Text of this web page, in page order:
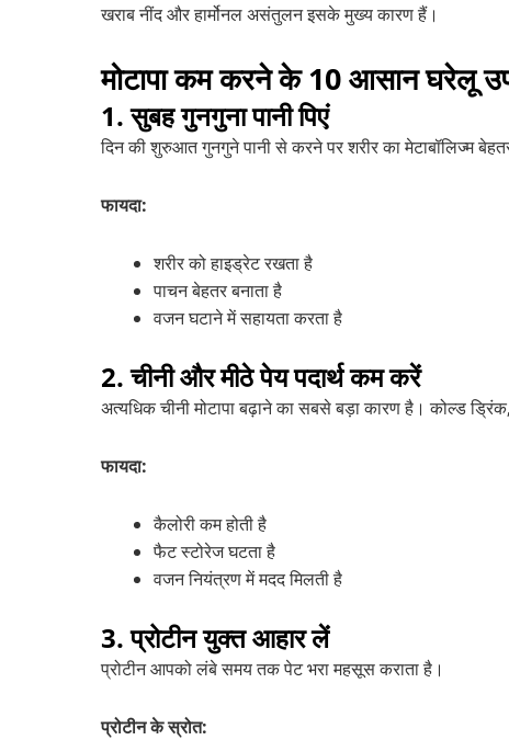
खराब नींद और हार्मोनल असंतुलन इसके मुख्य कारण हैं।
मोटापा कम करने के 10 आसान घरेलू
1. सुबह गुनगुना पानी पिएं
दिन की शुरुआत गुनगुने पानी से करने पर शरीर का मेटाबॉलिज्म
फायदा:
शरीर को हाइड्रेट रखता है
पाचन बेहतर बनाता है
वजन घटाने में सहायता करता है
2. चीनी और मीठे पेय पदार्थ कम करें
अत्यधिक चीनी मोटापा बढ़ाने का सबसे बड़ा कारण है। कोल्ड
फायदा:
कैलोरी कम होती है
फैट स्टोरेज घटता है
वजन नियंत्रण में मदद मिलती है
3. प्रोटीन युक्त आहार लें
प्रोटीन आपको लंबे समय तक पेट भरा महसूस कराता है।
प्रोटीन के स्रोत: